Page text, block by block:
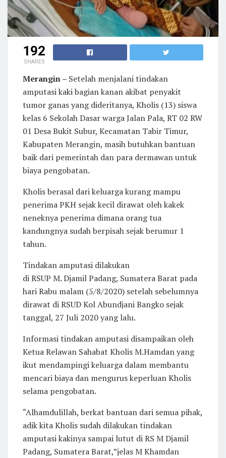
192
SHARES
Merangin – Setelah menjalani tindakan
amputasi kaki bagian kanan akibat penyakit
tumor ganas yang dideritanya, Kholis (13) siswa
kelas 6 Sekolah Dasar warga Jalan Pala, RT 02 RW
01 Desa Bukit Subur, Kecamatan Tabir Timur,
Kabupaten Merangin, masih butuhkan bantuan
baik dari pemerintah dan para dermawan untuk
biaya pengobatan.
Kholis berasal dari keluarga kurang mampu
penerima PKH sejak kecil dirawat oleh kakek
neneknya penerima dimana orang tua
kandungnya sudah berpisah sejak berumur 1
tahun.
Tindakan amputasi dilakukan
di RSUP M. Djamil Padang, Sumatera Barat pada
hari Rabu malam (5/8/2020) setelah sebelumnya
dirawat di RSUD Kol Abundjani Bangko sejak
tanggal, 27 Juli 2020 yang lalu.
Informasi tindakan amputasi disampaikan oleh
Ketua Relawan Sahabat Kholis M.Hamdan yang
ikut mendampingi keluarga dalam membantu
mencari biaya dan mengurus keperluan Kholis
selama pengobatan.
“Alhamdulillah, berkat bantuan dari semua pihak,
adik kita Kholis sudah dilakukan tindakan
amputasi kakinya sampai lutut di RS M Djamil
Padang, Sumatera Barat,”jelas M Khamdan